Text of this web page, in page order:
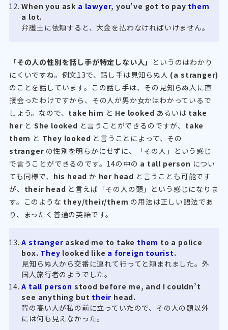
When you ask a lawyer, you’ve got to pay them
a lot.
弁護士に依頼すると、大金を払わなければいけません。
「その人の性別を話し手が特定しない人」 というのはわかり
にくいですね。例文13で、話し手は見知らぬ人 (a stranger)
のことを話しています。この話し手は、その見知らぬ人に直
接会ったわけですから、その人が男か女かはわかっているで
しょう。なので、 take him と He looked あるいは take
her と She looked と言うことができるのですが、 take
them と They looked と言うことによって、その
stranger の性別を明らかにせずに、「その人」という感じ
で言うことができるのです。14の中の a tall person につい
ても同様で、 his head か her head と言うことも可能です
が、 their head と言えば「その人の頭」という感じになりま
す。このような they/their/them の用法は正しい語法であ
り、まったく普通の英語です。
A stranger asked me to take them to a police
box. They looked like a foreign tourist.
見知らぬ人から交番に連れて行ってと頼まれました。外
国人旅行者のようでした。
A tall person stood before me, and I couldn’t
see anything but their head.
背の高い人が私の前に立っていたので、その人の頭以外
には何も見えなかった。